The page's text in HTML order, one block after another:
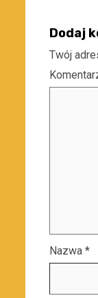
Dodaj
Twój
Nazwa *